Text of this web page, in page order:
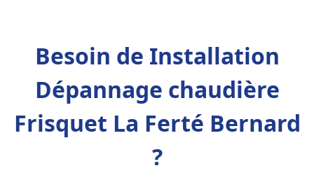
Besoin de Installation
Dépannage chaudière
Frisquet La Ferté Bernard
?